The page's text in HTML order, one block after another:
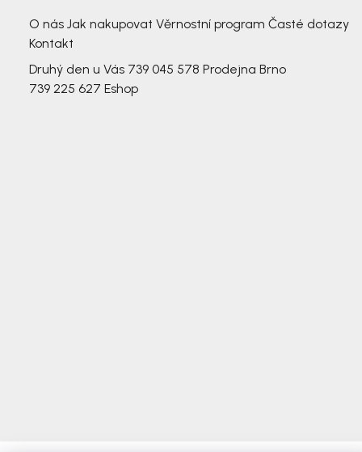
O nás Jak nakupovat Věrnostní program Časté dotazy
Kontakt
Druhý den u Vás 739 045 578 Prodejna Brno
739 225 627 Eshop